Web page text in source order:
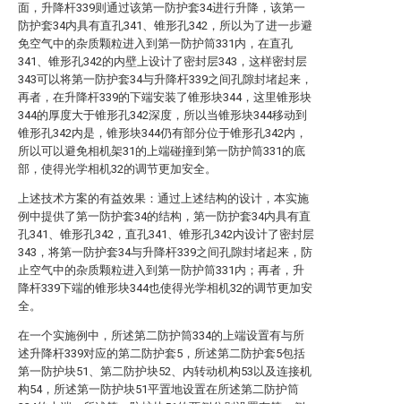
面，升降杆339则通过该第一防护套34进行升降，该第一
防护套34内具有直孔341、锥形孔342，所以为了进一步避
免空气中的杂质颗粒进入到第一防护筒331内，在直孔
341、锥形孔342的内壁上设计了密封层343，这样密封层
343可以将第一防护套34与升降杆339之间孔隙封堵起来，
再者，在升降杆339的下端安装了锥形块344，这里锥形块
344的厚度大于锥形孔342深度，所以当锥形块344移动到
锥形孔342内是，锥形块344仍有部分位于锥形孔342内，
所以可以避免相机架31的上端碰撞到第一防护筒331的底
部，使得光学相机32的调节更加安全。
上述技术方案的有益效果：通过上述结构的设计，本实施
例中提供了第一防护套34的结构，第一防护套34内具有直
孔341、锥形孔342，直孔341、锥形孔342内设计了密封层
343，将第一防护套34与升降杆339之间孔隙封堵起来，防
止空气中的杂质颗粒进入到第一防护筒331内；再者，升
降杆339下端的锥形块344也使得光学相机32的调节更加安
全。
在一个实施例中，所述第二防护筒334的上端设置有与所
述升降杆339对应的第二防护套5，所述第二防护套5包括
第一防护块51、第二防护块52、内转动机构53以及连接机
构54，所述第一防护块51平置地设置在所述第二防护筒